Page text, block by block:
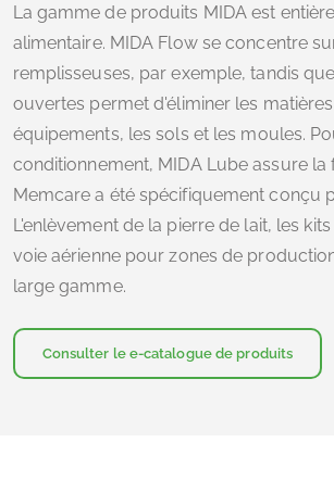
La gamme de produits MIDA est
alimentaire. MIDA Flow se concentre
remplisseuses, par exemple, tandis
ouvertes permet d'éliminer les
équipements, les sols et les moules.
conditionnement, MIDA Lube assure
Memcare a été spécifiquement conçu
L'enlèvement de la pierre de lait, les
voie aérienne pour zones de
large gamme.
Consulter le e-catalogue de produits